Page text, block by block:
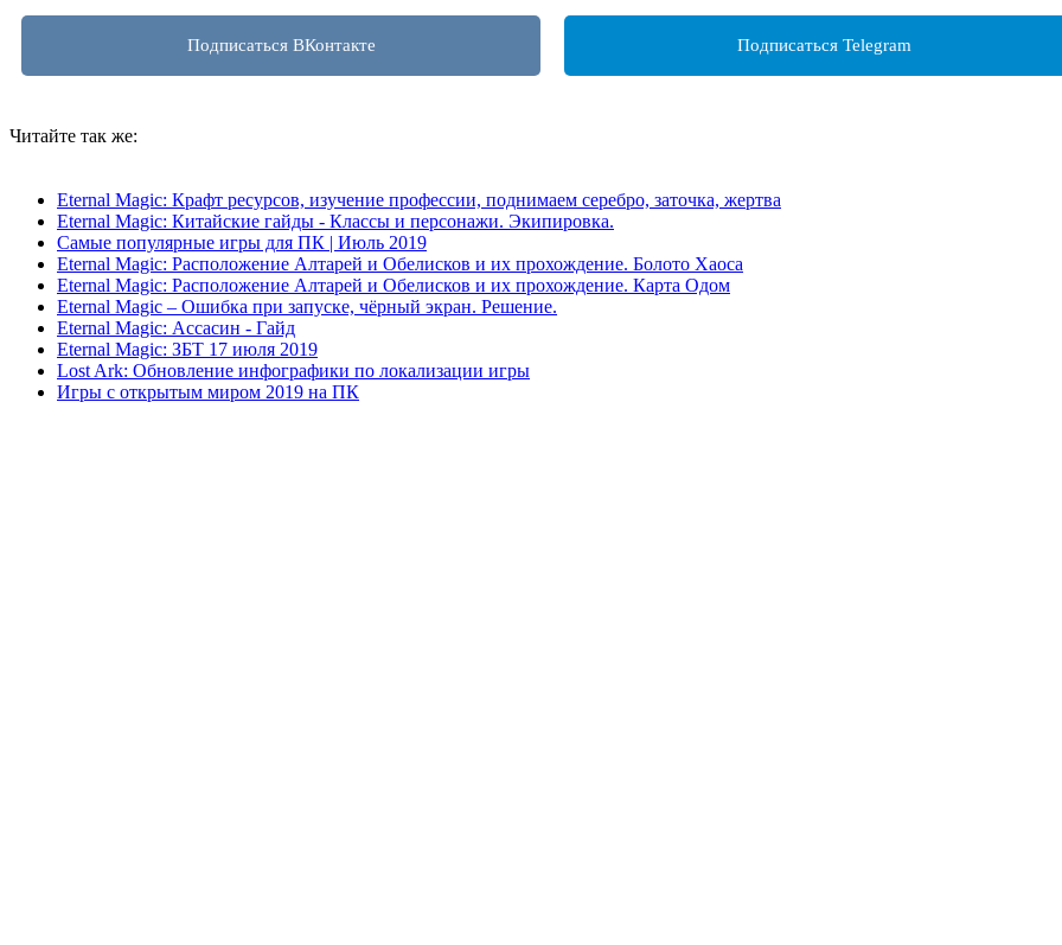
Подписаться ВКонтакте Подписаться Telegram
Читайте так же:
Eternal Magic: Крафт ресурсов, изучение профессии, поднимаем серебро, заточка, жертва
Eternal Magic: Китайские гайды - Классы и персонажи. Экипировка.
Самые популярные игры для ПК | Июль 2019
Eternal Magic: Расположение Алтарей и Обелисков и их прохождение. Болото Хаоса
Eternal Magic: Расположение Алтарей и Обелисков и их прохождение. Карта Одом
Eternal Magic – Ошибка при запуске, чёрный экран. Решение.
Eternal Magic: Ассасин - Гайд
Eternal Magic: ЗБТ 17 июля 2019
Lost Ark: Обновление инфографики по локализации игры
Игры с открытым миром 2019 на ПК